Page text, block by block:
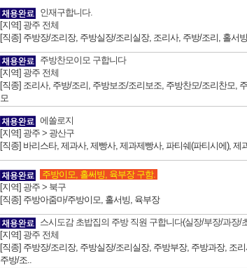
인재구합니다.
[지역] 광주 전체
[직종] 주방장/조리장, 주방실장/조리실장, 조리사, 주방/조리, 홀서빙
주방찬모이모 구합니다
[지역] 광주 전체
[직종] 조리사, 주방/조리, 주방보조/조리보조, 주방찬모/조리찬모,
모
에쏠로지
[지역] 광주 > 광산구
[직종] 바리스타, 제과사, 제빵사, 제과제빵사, 파티쉐(파티시에), 제
주방이모, 홀써빙, 육부장 구함.
[지역] 광주 > 북구
[직종] 주방아줌마/주방이모, 홀서빙, 육부장
스시도감 초밥집의 주방 직원 구합니다(실장/부장/과장/
[지역] 광주 전체
[직종] 주방장/조리장, 주방실장/조리실장, 주방부장, 주방과장, 조
주방/조..